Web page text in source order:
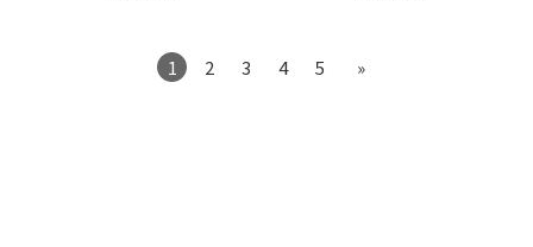
1 2 3 4 5 »